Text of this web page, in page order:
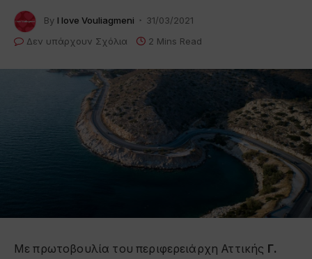
By I love Vouliagmeni
31/03/2021
Δεν υπάρχουν Σχόλια
2 Mins Read
Με πρωτοβουλία του περιφερειάρχη Αττικής Γ.